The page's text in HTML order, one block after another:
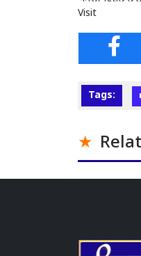
Visit
Tags: